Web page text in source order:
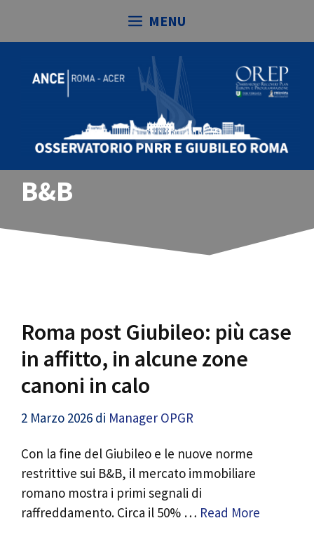
MENU
B&B
Roma post Giubileo: più case
in affitto, in alcune zone
canoni in calo
2 Marzo 2026 di Manager OPGR
Con la fine del Giubileo e le nuove norme
restrittive sui B&B, il mercato immobiliare
romano mostra i primi segnali di
raffreddamento. Circa il 50% … Read More